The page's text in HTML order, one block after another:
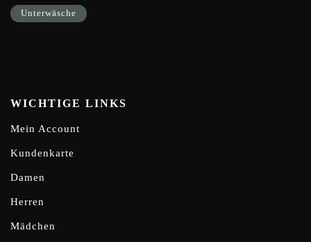
Unterwäsche
WICHTIGE LINKS
Mein Account
Kundenkarte
Damen
Herren
Mädchen